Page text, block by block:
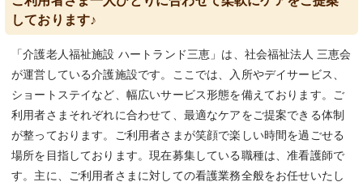
しております♪
「介護老人福祉施設 ハートランド三恵」は、社会福祉法人 三恵会
が運営している介護施設です。ここでは、入所やデイサービス、
ショートステイなど、幅広いサービス形態を備えております。ご
利用者さまそれぞれに合わせて、最適なケアをご提案できる体制
が整っております。ご利用者さまが笑顔で楽しい時間を過ごせる
場所を目指しております。現在募集している職種は、准看護師で
す。主に、ご利用者さまに対しての看護業務全般をお任せいたし